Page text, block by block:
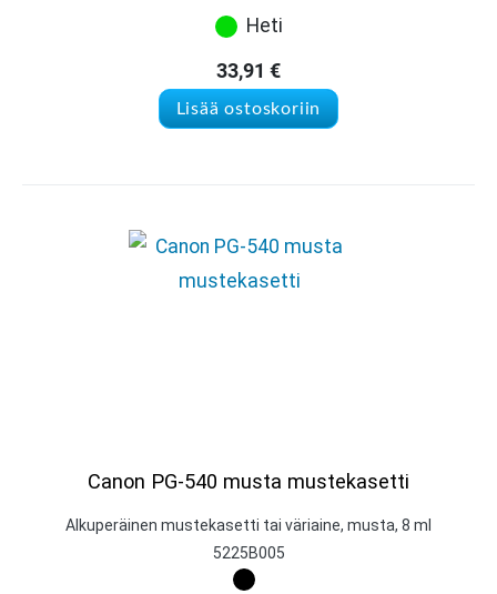
Heti
33,91 €
Lisää ostoskoriin
Canon PG-540 musta mustekasetti
Alkuperäinen mustekasetti tai väriaine, musta, 8 ml
5225B005